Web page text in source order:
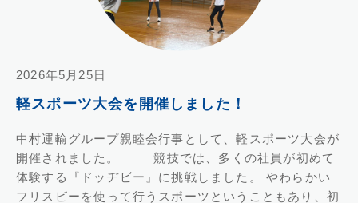
2026年5月25日
軽スポーツ大会を開催しました！
中村運輸グループ親睦会行事として、軽スポーツ大会が
開催されました。 競技では、多くの社員が初めて
体験する『ドッヂビー』に挑戦しました。 やわらかい
フリスビーを使って行うスポーツということもあり、初